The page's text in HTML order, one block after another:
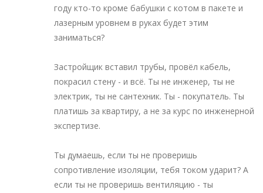
году кто-то кроме бабушки с котом в пакете и
лазерным уровнем в руках будет этим
заниматься?
Застройщик вставил трубы, провёл кабель,
покрасил стену - и всё. Ты не инженер, ты не
электрик, ты не сантехник. Ты - покупатель. Ты
платишь за квартиру, а не за курс по инженерной
экспертизе.
Ты думаешь, если ты не проверишь
сопротивление изоляции, тебя током ударит? А
если ты не проверишь вентиляцию - ты